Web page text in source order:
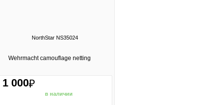
NorthStar NS35024
Wehrmacht camouflage netting
1 000₽
в наличии